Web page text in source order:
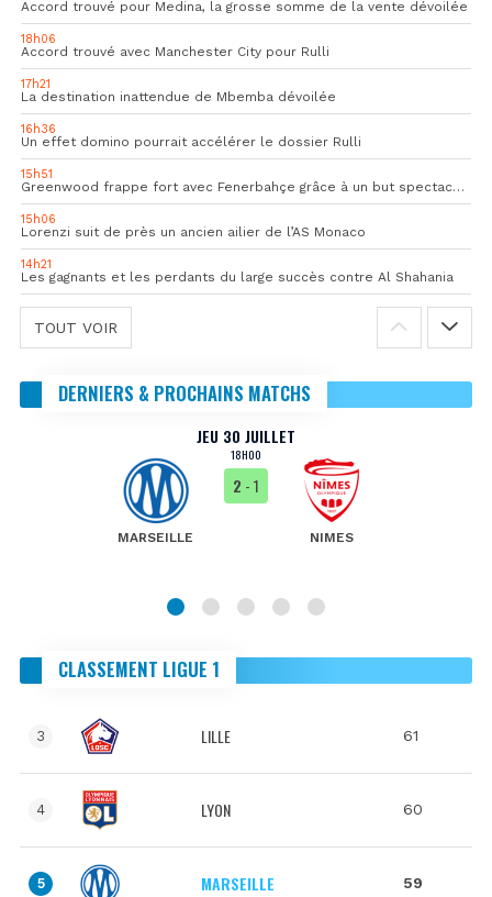
Accord trouvé pour Medina, la grosse somme de la vente dévoilée
18h06
Accord trouvé avec Manchester City pour Rulli
17h21
La destination inattendue de Mbemba dévoilée
16h36
Un effet domino pourrait accélérer le dossier Rulli
15h51
Greenwood frappe fort avec Fenerbahçe grâce à un but spectaculaire
15h06
Lorenzi suit de près un ancien ailier de l’AS Monaco
14h21
Les gagnants et les perdants du large succès contre Al Shahania
TOUT VOIR
DERNIERS & PROCHAINS MATCHS
JEU 30 JUILLET
18H00
MARSEILLE
2 - 1
NIMES
CLASSEMENT LIGUE 1
3 LILLE 61
4 LYON 60
5 MARSEILLE 59